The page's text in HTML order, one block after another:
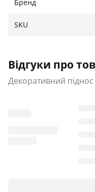
Бренд
SKU
Відгуки про
Декоративний